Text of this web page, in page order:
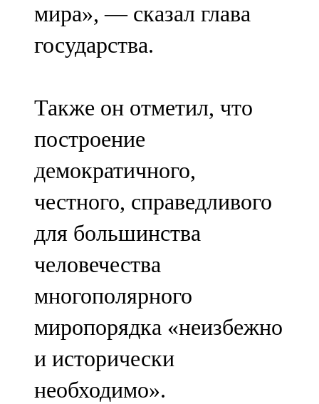
мира», — сказал глава
государства.
Также он отметил, что
построение
демократичного,
честного, справедливого
для большинства
человечества
многополярного
миропорядка «неизбежно
и исторически
необходимо».